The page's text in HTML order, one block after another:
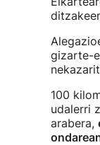
gizarte-
100
udalerri
arabera,